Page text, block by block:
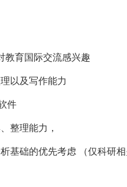
教育国际交流感兴趣
以及写作能力
件
整理能力，
基础的优先考虑 （仅科研